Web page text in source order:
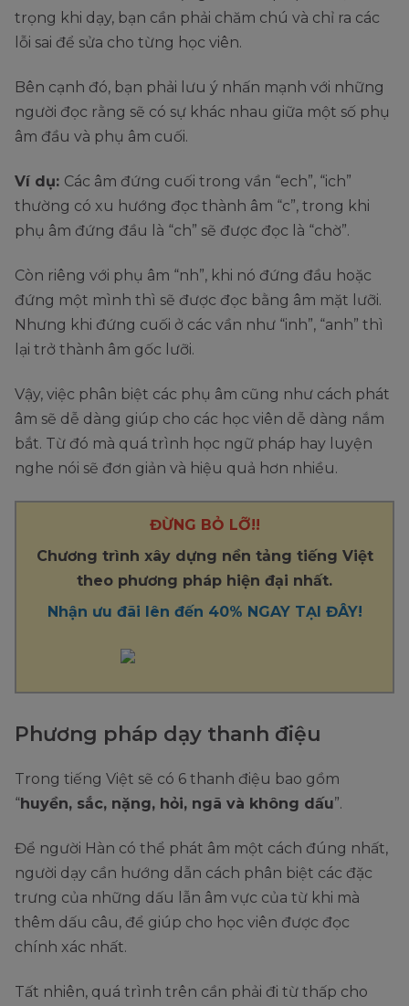
trọng khi dạy, bạn cần phải chăm chú và chỉ ra các
lỗi sai để sửa cho từng học viên.
Bên cạnh đó, bạn phải lưu ý nhấn mạnh với những
người đọc rằng sẽ có sự khác nhau giữa một số phụ
âm đầu và phụ âm cuối.
Ví dụ: Các âm đứng cuối trong vần “ech”, “ich”
thường có xu hướng đọc thành âm “c”, trong khi
phụ âm đứng đầu là “ch” sẽ được đọc là “chờ”.
Còn riêng với phụ âm “nh”, khi nó đứng đầu hoặc
đứng một mình thì sẽ được đọc bằng âm mặt lưỡi.
Nhưng khi đứng cuối ở các vần như “inh”, “anh” thì
lại trở thành âm gốc lưỡi.
Vậy, việc phân biệt các phụ âm cũng như cách phát
âm sẽ dễ dàng giúp cho các học viên dễ dàng nắm
bắt. Từ đó mà quá trình học ngữ pháp hay luyện
nghe nói sẽ đơn giản và hiệu quả hơn nhiều.
ĐỪNG BỎ LỠ!!
Chương trình xây dựng nền tảng tiếng Việt
theo phương pháp hiện đại nhất.
Nhận ưu đãi lên đến 40% NGAY TẠI ĐÂY!
Phương pháp dạy thanh điệu
Trong tiếng Việt sẽ có 6 thanh điệu bao gồm
“huyền, sắc, nặng, hỏi, ngã và không dấu”.
Để người Hàn có thể phát âm một cách đúng nhất,
người dạy cần hướng dẫn cách phân biệt các đặc
trưng của những dấu lẫn âm vực của từ khi mà
thêm dấu câu, để giúp cho học viên được đọc
chính xác nhất.
Tất nhiên, quá trình trên cần phải đi từ thấp cho